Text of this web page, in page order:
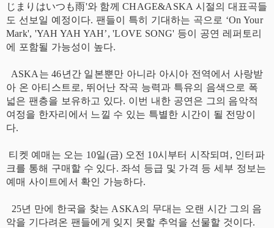
じまりはいつも雨'와 함께 CHAGE&ASKA 시절의 대표곡들
도 선보일 예정이다. 팬들이 특히 기대하는 곡으로 ‘On Your
Mark', 'YAH YAH YAH’, 'LOVE SONG' 등이 공연 레퍼토리
에 포함될 가능성이 높다.
ASKA는 46년간 일본뿐만 아니라 아시아 전역에서 사랑받
아 온 아티스트로, 뛰어난 작곡 능력과 특유의 음색으로 폭
넓은 팬층을 보유하고 있다. 이번 내한 공연은 그의 음악적
여정을 한자리에서 느낄 수 있는 특별한 시간이 될 전망이
다.
티켓 예매는 오는 10일(금) 오전 10시부터 시작되며, 인터파
크를 통해 구매할 수 있다. 좌석 등급 및 가격 등 세부 정보는
예매 사이트에서 확인 가능하다.
25년 만에 한국을 찾는 ASKA의 무대는 오랜 시간 그의 음
악을 기다려온 팬들에게 잊지 못할 추억을 선물할 것이다.